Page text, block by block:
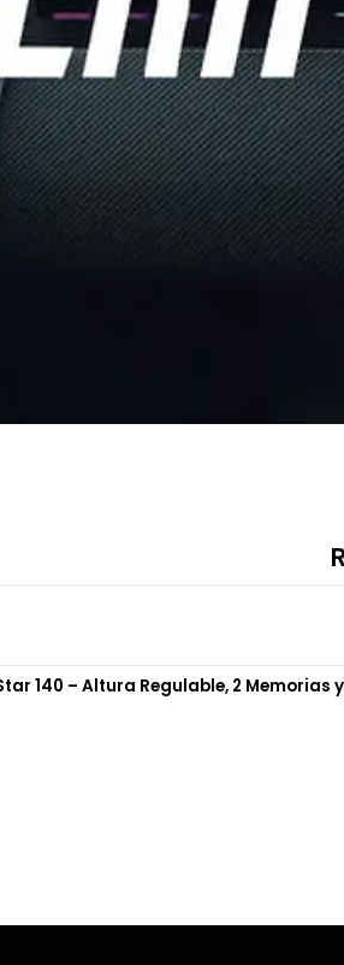
140 – Altura Regulable, 2 Memorias